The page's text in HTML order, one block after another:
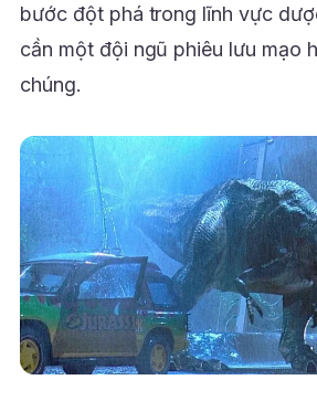
bước đột phá trong lĩnh vực
cần một đội ngũ phiêu lưu mạo
chúng.